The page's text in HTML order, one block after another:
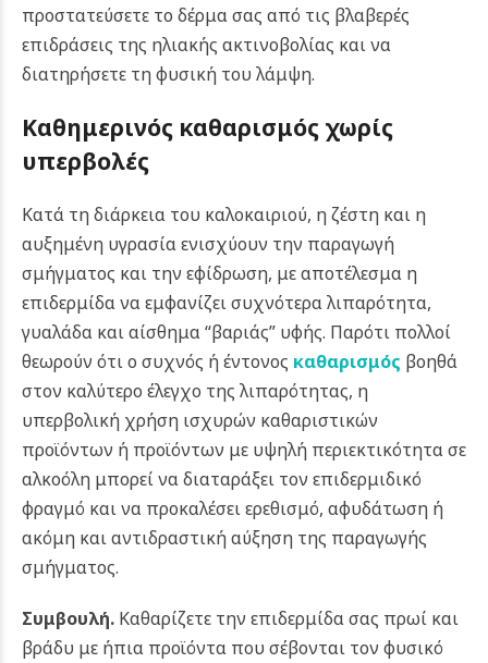
προστατεύσετε το δέρμα σας από τις βλαβερές
επιδράσεις της ηλιακής ακτινοβολίας και να
διατηρήσετε τη φυσική του λάμψη.
Καθημερινός καθαρισμός χωρίς
υπερβολές
Κατά τη διάρκεια του καλοκαιριού, η ζέστη και η
αυξημένη υγρασία ενισχύουν την παραγωγή
σμήγματος και την εφίδρωση, με αποτέλεσμα η
επιδερμίδα να εμφανίζει συχνότερα λιπαρότητα,
γυαλάδα και αίσθημα “βαριάς” υφής. Παρότι πολλοί
θεωρούν ότι ο συχνός ή έντονος καθαρισμός βοηθά
στον καλύτερο έλεγχο της λιπαρότητας, η
υπερβολική χρήση ισχυρών καθαριστικών
προϊόντων ή προϊόντων με υψηλή περιεκτικότητα σε
αλκοόλη μπορεί να διαταράξει τον επιδερμιδικό
φραγμό και να προκαλέσει ερεθισμό, αφυδάτωση ή
ακόμη και αντιδραστική αύξηση της παραγωγής
σμήγματος.
Συμβουλή. Καθαρίζετε την επιδερμίδα σας πρωί και
βράδυ με ήπια προϊόντα που σέβονται τον φυσικό